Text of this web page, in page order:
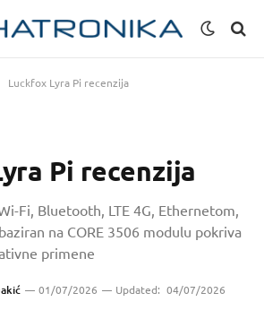
Luckfox Lyra Pi recenzija
Pi recenzija
Fi, Bluetooth, LTE 4G, Ethernetom,
na CORE 3506 modulu pokriva
primene
01/07/2026 Updated: 04/07/2026